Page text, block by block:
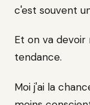
c'est souvent
Et on va
tendance.
Moi j'ai la